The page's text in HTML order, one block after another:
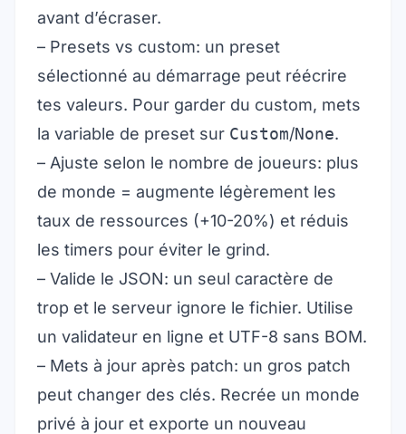
avant d’écraser.
– Presets vs custom: un preset
sélectionné au démarrage peut réécrire
tes valeurs. Pour garder du custom, mets
la variable de preset sur Custom/None.
– Ajuste selon le nombre de joueurs: plus
de monde = augmente légèrement les
taux de ressources (+10-20%) et réduis
les timers pour éviter le grind.
– Valide le JSON: un seul caractère de
trop et le serveur ignore le fichier. Utilise
un validateur en ligne et UTF-8 sans BOM.
– Mets à jour après patch: un gros patch
peut changer des clés. Recrée un monde
privé à jour et exporte un nouveau